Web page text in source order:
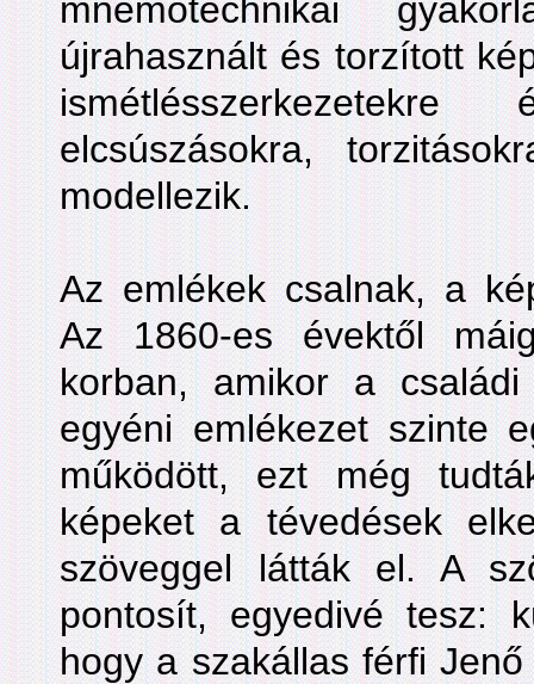
mnemotechnikai
újrahasznált és torzított
elcsúszásokra,
modellezik.
Az emlékek csalnak, a
Az 1860-es évektől
korban, amikor a
egyéni emlékezet szinte
működött, ezt még
képeket a tévedések
szöveggel látták el. A
pontosít, egyedivé tesz:
hogy a szakállas férfi